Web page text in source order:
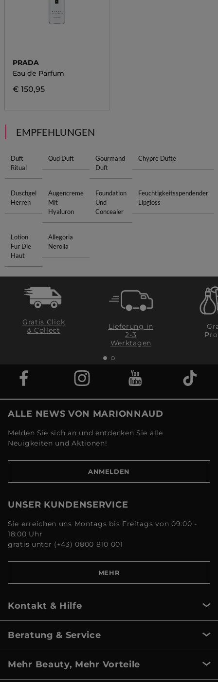
PRADA
Eau de Parfum
€ 150,95
EMPFEHLUNGEN
Duft
Ritual
Oud Duft
Gourmand
Duft
Chypre Düfte
Duschgel
Herren
Augencreme
Mit
Hyaluron
Foundation
Und
Concealer
Feuchtigkeitsspendender
Lipgloss
Lotion
Für Die
Haut
Allegoria
Nerolia
Gratis Click
& Collect
Lieferung in
2-3
Werktagen
ALLE NEWS VON MARIONNAUD
Melden Sie sich an und entdecken Sie alle
Neuigkeiten und Aktionen!
ANMELDEN
UNSER KUNDENSERVICE
Sie erreichen uns Montags bis Freitags von 09:00 -
18:00 Uhr
gratis unter (+43) 0800 810 001
MEHR
Kontakt & Hilfe
Beratung & Service
Mehr Beauty, Mehr Vorteile